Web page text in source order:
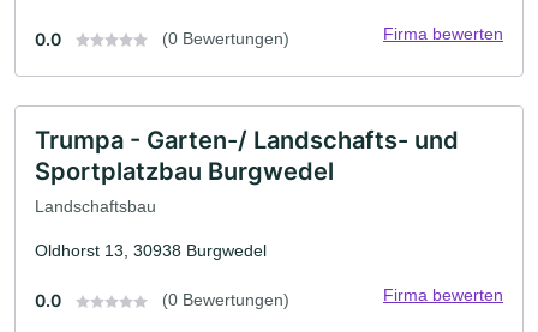
0.0 (0 Bewertungen) Firma bewerten
Trumpa - Garten-/ Landschafts- und
Sportplatzbau Burgwedel
Landschaftsbau
Oldhorst 13, 30938 Burgwedel
0.0 (0 Bewertungen) Firma bewerten